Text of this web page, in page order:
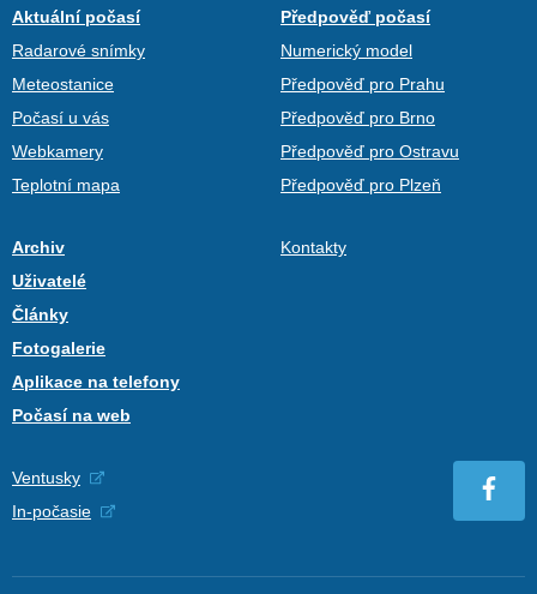
Aktuální počasí
Radarové snímky
Meteostanice
Počasí u vás
Webkamery
Teplotní mapa
Předpověď počasí
Numerický model
Předpověď pro Prahu
Předpověď pro Brno
Předpověď pro Ostravu
Předpověď pro Plzeň
Archiv
Uživatelé
Články
Fotogalerie
Aplikace na telefony
Počasí na web
Kontakty
Ventusky
In-počasie